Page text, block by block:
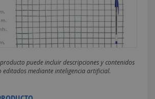
puede incluir descripciones y contenidos
editados mediante inteligencia artificial.